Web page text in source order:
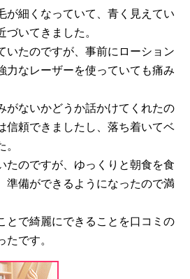
が細くなっていて、青く見えてい
づいてきました。
いたのですが、事前にローション
力なレーザーを使っていても痛み
がないかどうか話かけてくれたの
信頼できましたし、落ち着いてベ
たのですが、ゆっくりと朝食を食
準備ができるようになったので満
とで綺麗にできることを口コミの
です。